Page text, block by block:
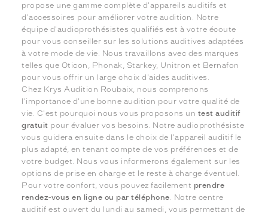
propose une gamme complète d'appareils auditifs et
d'accessoires pour améliorer votre audition. Notre
équipe d'audioprothésistes qualifiés est à votre écoute
pour vous conseiller sur les solutions auditives adaptées
à votre mode de vie. Nous travaillons avec des marques
telles que Oticon, Phonak, Starkey, Unitron et Bernafon
pour vous offrir un large choix d'aides auditives.
Chez Krys Audition Roubaix, nous comprenons
l'importance d'une bonne audition pour votre qualité de
vie. C'est pourquoi nous vous proposons un test auditif
gratuit pour évaluer vos besoins. Notre audioprothésiste
vous guidera ensuite dans le choix de l'appareil auditif le
plus adapté, en tenant compte de vos préférences et de
votre budget. Nous vous informerons également sur les
options de prise en charge et le reste à charge éventuel.
Pour votre confort, vous pouvez facilement prendre
rendez-vous en ligne ou par téléphone. Notre centre
auditif est ouvert du lundi au samedi, vous permettant de